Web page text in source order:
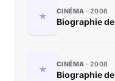
CINÉMA 2008
Biographie
CINÉMA 2008
Biographie